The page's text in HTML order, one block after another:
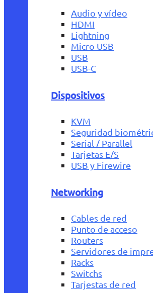
Audio y vídeo
HDMI
Lightning
Micro USB
USB
USB-C
Dispositivos
KVM
Seguridad
Serial / Parallel
Tarjetas E/S
USB y Firewire
Networking
Cables de red
Punto de acceso
Routers
Servidores de
Racks
Switchs
Tarjestas de red